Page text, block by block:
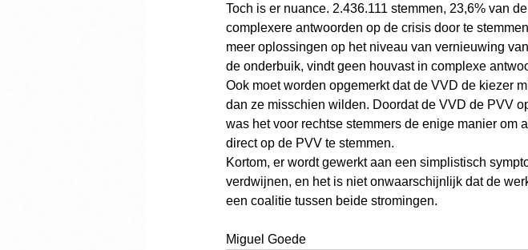
Toch is er nuance. 2.436.111 stemmen, 23,6% van
complexere antwoorden op de crisis door te
meer oplossingen op het niveau van vernieuwing
de onderbuik, vindt geen houvast in complexe
Ook moet worden opgemerkt dat de VVD de kiezer
dan ze misschien wilden. Doordat de VVD de PVV
was het voor rechtse stemmers de enige manier om
direct op de PVV te stemmen.
Kortom, er wordt gewerkt aan een simplistisch
verdwijnen, en het is niet onwaarschijnlijk dat de
een coalitie tussen beide stromingen.
Miguel Goede